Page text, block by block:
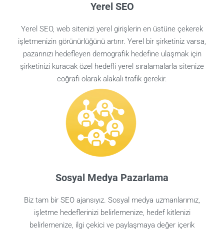
Yerel SEO
Yerel SEO, web sitenizi yerel girişlerin en üstüne çekerek
işletmenizin görünürlüğünü artırır. Yerel bir şirketiniz varsa,
pazarınızı hedefleyen demografik hedefine ulaşmak için
şirketinizi kuracak özel hedefli yerel sıralamalarla sitenize
coğrafi olarak alakalı trafik gerekir.
Sosyal Medya Pazarlama
Biz tam bir SEO ajansıyız. Sosyal medya uzmanlarımız,
işletme hedeflerinizi belirlemenize, hedef kitlenizi
belirlemenize, ilgi çekici ve paylaşmaya değer içerik